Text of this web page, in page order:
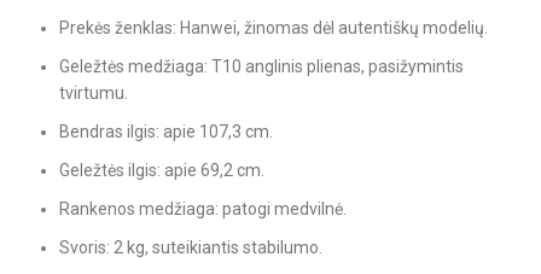
Prekės ženklas: Hanwei, žinomas dėl autentiškų modelių.
Geležtės medžiaga: T10 anglinis plienas, pasižymintis
tvirtumu.
Bendras ilgis: apie 107,3 cm.
Geležtės ilgis: apie 69,2 cm.
Rankenos medžiaga: patogi medvilnė.
Svoris: 2 kg, suteikiantis stabilumo.